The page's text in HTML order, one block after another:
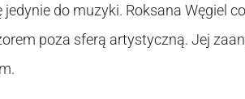
do muzyki. Roksana Węgiel
poza sferą artystyczną. Jej